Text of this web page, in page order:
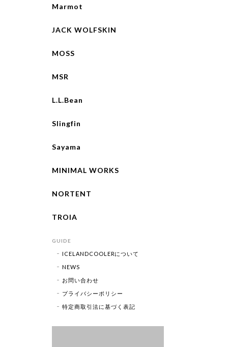
Marmot
JACK WOLFSKIN
MOSS
MSR
L.L.Bean
Slingfin
Sayama
MINIMAL WORKS
NORTENT
TROIA
GUIDE
ICELANDCOOLERについて
NEWS
お問い合わせ
プライバシーポリシー
特定商取引法に基づく表記